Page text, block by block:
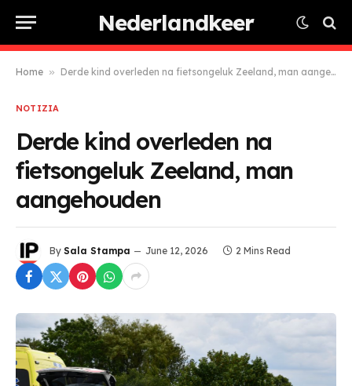
Nederlandkeer
Home » Derde kind overleden na fietsongeluk Zeeland, man aangehouden
NOTIZIA
Derde kind overleden na
fietsongeluk Zeeland, man
aangehouden
By Sala Stampa June 12, 2026 2 Mins Read